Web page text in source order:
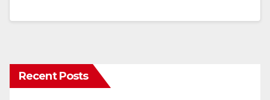
Recent Posts